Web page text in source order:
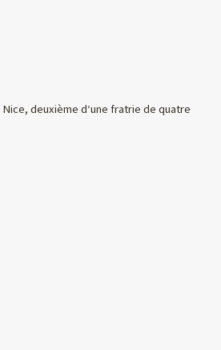
deuxième d‘une fratrie de quatre